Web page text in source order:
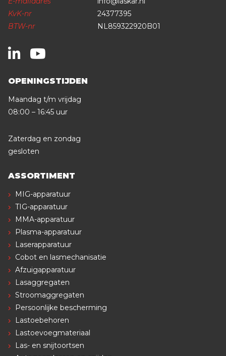
KvK-nr
24377395
BTW-nr
NL859322920B01
OPENINGSTIJDEN
Maandag t/m vrijdag
08:00 – 16:45 uur
Zaterdag en zondag
gesloten
ASSORTIMENT
MIG-apparatuur
TIG-apparatuur
MMA-apparatuur
Plasma-apparatuur
Laserapparatuur
Cobot en lasmechanisatie
Afzuigapparatuur
Lasaggregaten
Stroomaggregaten
Persoonlijke bescherming
Lastoebehoren
Lastoevoegmateriaal
Las- en snijtoortsen